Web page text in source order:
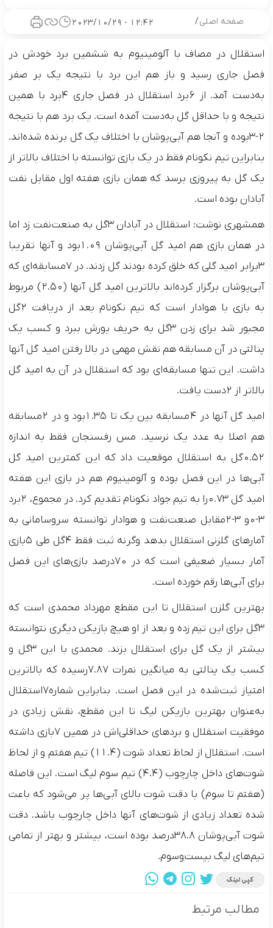
صفحه اصلی/
12:42 - 2023/10/29
استقلال در مصاف با آلومینیوم به ششمین برد خودش در
فصل جاری رسید و باز هم این برد با نتیجه یک بر صفر
به‌دست آمد. از ۶برد استقلال در فصل جاری ۴برد با همین
نتیجه و با حداقل گل به‌دست آمده است. یک برد هم با نتیجه
۲-۳بوده و آنجا هم آبی‌پوشان با اختلاف یک گل برنده شده‌اند.
بنابراین تیم نکونام فقط در یک بازی توانسته با اختلاف بالاتر از
یک گل به پیروزی برسد که همان بازی هفته اول مقابل نفت
آبادان بوده است.
همشهری نوشت: استقلال در آبادان ۳گل به صنعت‌نفت زد اما
در همان بازی هم امید گل آبی‌پوشان ۱.۰۹بود و آنها تقریبا
۳برابر امید گلی که خلق کرده بودند گل زدند. در ۷مسابقه‌ای که
آبی‌پوشان برگزار کرده‌اند بالاترین امید گل آنها (۲.۵۰) مربوط
به بازی با هوادار است که تیم نکونام بعد از دریافت ۲گل
مجبور شد برای زدن ۳گل به حریف یورش ببرد و کسب یک
پنالتی در آن مسابقه هم نقش مهمی در بالا رفتن امید گل آنها
داشت. این تنها مسابقه‌ای بود که استقلال در آن به امید گل
بالاتر از ۲دست یافت.
امید گل آنها در ۴مسابقه بین یک تا ۱.۳۵بود و در ۲مسابقه
هم اصلا به عدد یک نرسید. مس رفسنجان فقط به اندازه
۰.۵۲گل به استقلال موقعیت داد که این کمترین امید گل
آبی‌ها در این فصل بوده و آلومینیوم هم در بازی این هفته
امید گل ۰.۷۳را به تیم جواد نکونام تقدیم کرد. در مجموع، ۲برد
۳-۰و ۳-۲مقابل صنعت‌نفت و هوادار توانسته سروسامانی به
آمارهای گلزنی استقلال بدهد وگرنه ثبت فقط ۴گل طی ۵بازی
آمار بسیار ضعیفی است که در ۷۰درصد بازی‌های این فصل
برای آبی‌ها رقم خورده است.
بهترین گلزن استقلال تا این مقطع مهرداد محمدی است که
۳گل برای این تیم زده و بعد از او هیچ بازیکن دیگری نتوانسته
بیشتر از یک گل برای استقلال بزند. محمدی با این ۳گل و
کسب یک پنالتی به میانگین نمرات ۷.۸۷رسیده که بالاترین
امتیاز ثبت‌شده در این فصل است. بنابراین شماره۷استقلال
به‌عنوان بهترین بازیکن لیگ تا این مقطع، نقش زیادی در
موفقیت استقلال و بردهای حداقلی‌اش در همین ۷بازی داشته
است. استقلال از لحاظ تعداد شوت (۱۱.۴) تیم هفتم و از لحاظ
شوت‌های داخل چارچوب (۴.۴) تیم سوم لیگ است. این فاصله
(هفتم تا سوم) با دقت شوت بالای آبی‌ها پر می‌شود که باعث
شده تعداد زیادی از شوت‌های آنها داخل چارچوب باشد. دقت
شوت آبی‌پوشان ۳۸.۸درصد بوده است، بیشتر و بهتر از تمامی
تیم‌های لیگ بیست‌وسوم.
کپی لینک
مطالب مرتبط